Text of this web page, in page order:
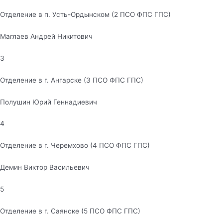
Отделение в п. Усть-Ордынском (2 ПСО ФПС ГПС)
Маглаев Андрей Никитович
3
Отделение в г. Ангарске (3 ПСО ФПС ГПС)
Полушин Юрий Геннадиевич
4
Отделение в г. Черемхово (4 ПСО ФПС ГПС)
Демин Виктор Васильевич
5
Отделение в г. Саянске (5 ПСО ФПС ГПС)